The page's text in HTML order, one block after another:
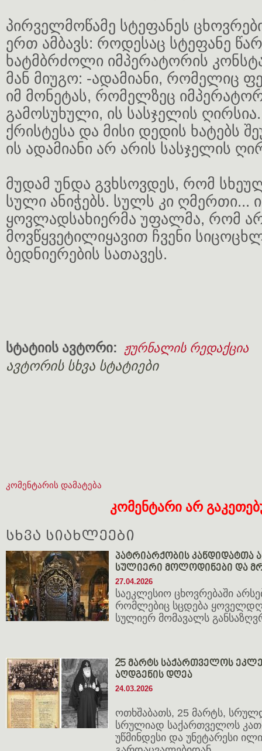
პირველმოწამე სტეფანეს
ერთ ამბავს: როდესაც სტეფანე
ხატმბრძოლი იმპერატორის
მან მიუგო: -ადამიანი, რომელიც
იმ მონეტას, რომელზეც
გამოსუხული, ის სასჯელის
ქრისტესა და მისი დედის ხატებს
ის ადამიანი არ არის სასჯელის
მუდამ უნდა გვხსოვდეს, რომ
სული ანიჭებს. სულს კი ღმერთი...
ყოვლადსახიერმა უფალმა, რომ
მოვწყვეტილიყავით ჩვენი
ბედნიერების სათავეს.
სტატიის ავტორი: ჟურნალის რედაქცია
ავტორის სხვა სტატიები
კომენტარის დამატება
კომენტარი არ
სხვა სიახლეები
პატრიარქობის კანდიდატთა
სულიერი მოლოდინები და
27.04.2026
საეკლესიო ცხოვრებაში
რომლებიც სცდება
სულიერ მომავალს
25 მარტს საქართველოს
აღდგენის დღეა
24.03.2026
ოთხშაბათს, 25 მარტს,
სრულიად საქართველოს
უწმინდესი და უნეტარესი